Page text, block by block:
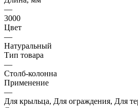
—
3000
Цвет
—
Натуральный
Тип товара
—
Столб-колонна
Применение
—
Для крыльца, Для ограждения, Для